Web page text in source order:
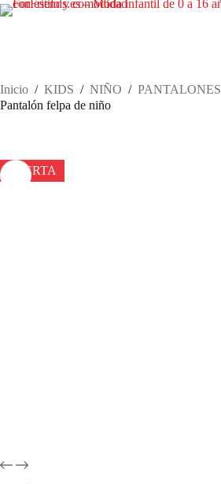
Saltar
al
Inicio / KIDS / NIÑO / PANTALONES
Pantalón felpa de niño
OFERTA